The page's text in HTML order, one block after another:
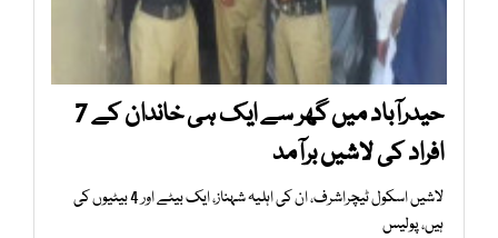
حیدرآباد میں گھر سے ایک ہی خاندان کے 7
افراد کی لاشیں برآمد
لاشیں اسکول ٹیچراشرف، ان کی اہلیہ شہناز، ایک بیٹے اور 4 بیٹیوں کی
ہیں، پولیس